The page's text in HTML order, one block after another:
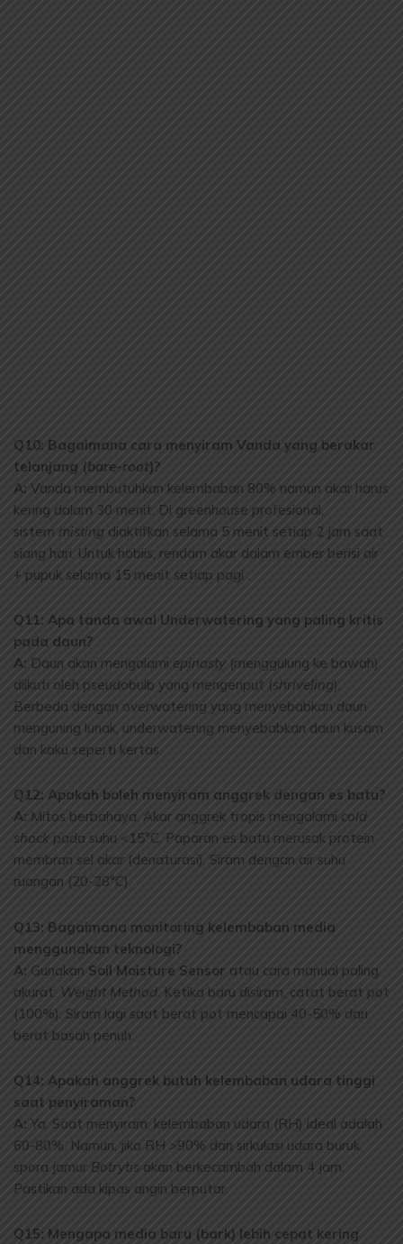
Q10: Bagaimana cara menyiram Vanda yang berakar
telanjang (bare-root)?
A: Vanda membutuhkan kelembaban 80% namun akar harus
kering dalam 30 menit. Di greenhouse profesional,
sistem misting diaktifkan selama 5 menit setiap 2 jam saat
siang hari. Untuk hobiis, rendam akar dalam ember berisi air
+ pupuk selama 15 menit setiap pagi .
Q11: Apa tanda awal Underwatering yang paling kritis
pada daun?
A: Daun akan mengalami epinasty (menggulung ke bawah)
diikuti oleh pseudobulb yang mengeriput (shriveling).
Berbeda dengan overwatering yang menyebabkan daun
menguning lunak, underwatering menyebabkan daun kusam
dan kaku seperti kertas.
Q12: Apakah boleh menyiram anggrek dengan es batu?
A: Mitos berbahaya. Akar anggrek tropis mengalami cold
shock pada suhu <15°C. Paparan es batu merusak protein
membran sel akar (denaturasi). Siram dengan air suhu
ruangan (20-28°C).
Q13: Bagaimana monitoring kelembaban media
menggunakan teknologi?
A: Gunakan Soil Moisture Sensor atau cara manual paling
akurat: Weight Method . Ketika baru disiram, catat berat pot
(100%). Siram lagi saat berat pot mencapai 40-50% dari
berat basah penuh.
Q14: Apakah anggrek butuh kelembaban udara tinggi
saat penyiraman?
A: Ya. Saat menyiram, kelembaban udara (RH) ideal adalah
60-80%. Namun, jika RH >90% dan sirkulasi udara buruk,
spora jamur Botrytis akan berkecambah dalam 4 jam.
Pastikan ada kipas angin berputar.
Q15: Mengapa media baru (bark) lebih cepat kering